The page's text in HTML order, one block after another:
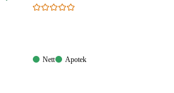
Nett:
Nett
Apotek:
Apotek